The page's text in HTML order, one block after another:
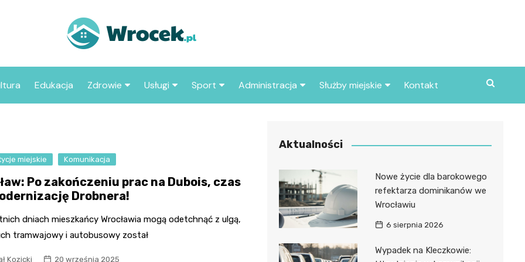
we
Edukacja Zdrowie
Apteka
Usługi
Stacja paliw
Restauracja
Sport
sportowe
Administracja
Urząd miasta
Służby miejskie
Policja
Kontakt
miejskie Komunikacja
Po zakończeniu prac na Dubois, czas
Drobnera!
dniach mieszkańcy Wrocławia mogą odetchnąć z ulgą,
tramwajowy i autobusowy został
Kozicki 20 września 2025
Aktualności
Nowe życie dla barokowego
refektarza dominikanów we
Wrocławiu
6 sierpnia 2026
Wypadek na Kleczkowie: